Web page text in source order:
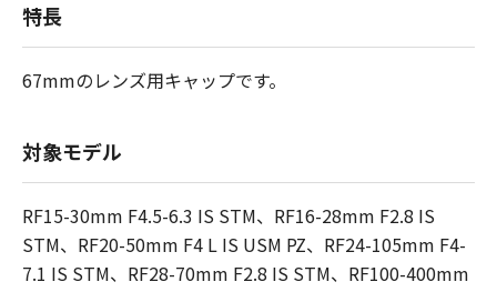
特長
67mmのレンズ用キャップです。
対象モデル
RF15-30mm F4.5-6.3 IS STM、RF16-28mm F2.8 IS
STM、RF20-50mm F4 L IS USM PZ、RF24-105mm F4-
7.1 IS STM、RF28-70mm F2.8 IS STM、RF100-400mm